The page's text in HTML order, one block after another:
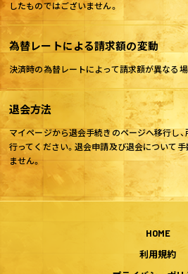
したものではございません。
為替レートによる請求額の変動
決済時の為替レートによって請求額が異なる場
退会方法
マイページから退会手続きのページへ移行し
行ってください。退会申請及び退会について
ません。
HOME
利用規約